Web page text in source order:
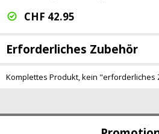
CHF 42.95
Erforderliches Zubehör
Komplettes Produkt, kein